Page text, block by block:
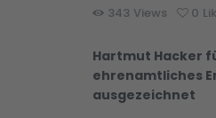
343 Views 0
Hartmut Hacker
ehrenamtliches
ausgezeichnet